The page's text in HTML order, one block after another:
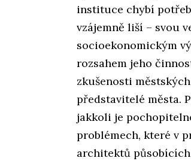
instituce chybí
vzájemně liší – svou
socioekonomickým
rozsahem jeho
zkušenosti
představitelé města.
jakkoli je
problémech, které v
architektů